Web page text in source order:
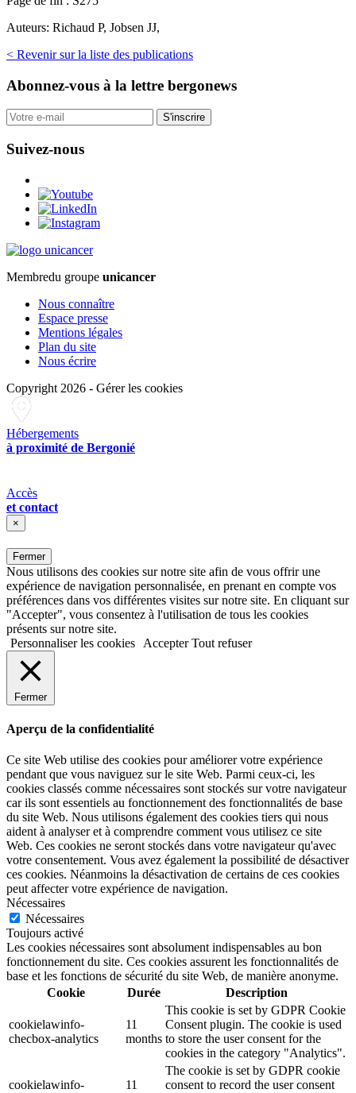
Auteurs: Richaud P, Jobsen JJ,
< Revenir sur la liste des publications
Abonnez-vous à la lettre bergonews
S'inscrire
Suivez-nous
Membredu groupe unicancer
Nous connaître
Espace presse
Mentions légales
Plan du site
Nous écrire
Copyright 2026 - Gérer les cookies
Hébergements
à proximité de Bergonié
Accès
et contact
×
Fermer
Nous utilisons des cookies sur notre site afin de vous offrir une
expérience de navigation personnalisée, en prenant en compte vos
préférences dans vos différentes visites sur notre site. En cliquant sur
"Accepter", vous consentez à l'utilisation de tous les cookies
présents sur notre site.
Personnaliser les cookies
Accepter Tout refuser
Fermer
Aperçu de la confidentialité
Ce site Web utilise des cookies pour améliorer votre expérience
pendant que vous naviguez sur le site Web. Parmi ceux-ci, les
cookies classés comme nécessaires sont stockés sur votre navigateur
car ils sont essentiels au fonctionnement des fonctionnalités de base
du site Web. Nous utilisons également des cookies tiers qui nous
aident à analyser et à comprendre comment vous utilisez ce site
Web. Ces cookies ne seront stockés dans votre navigateur qu'avec
votre consentement. Vous avez également la possibilité de désactiver
ces cookies. Néanmoins la désactivation de certains de ces cookies
peut affecter votre expérience de navigation.
Nécessaires
Nécessaires
Toujours activé
Les cookies nécessaires sont absolument indispensables au bon
fonctionnement du site. Ces cookies assurent les fonctionnalités de
base et les fonctions de sécurité du site Web, de manière anonyme.
Cookie
Durée Description
cookielawinfo-
checbox-analytics
11
months
This cookie is set by GDPR Cookie
Consent plugin. The cookie is used
to store the user consent for the
cookies in the category "Analytics".
cookielawinfo-
11
The cookie is set by GDPR cookie
consent to record the user consent